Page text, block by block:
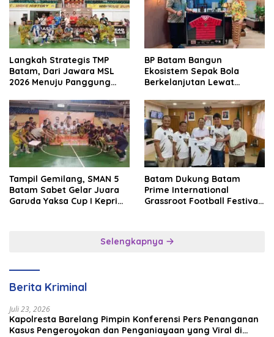
Langkah Strategis TMP
Batam, Dari Jawara MSL
2026 Menuju Panggung
BP Batam Bangun
Ekosistem Sepak Bola
Berkelanjutan Lewat
Tampil Gemilang, SMAN 5
Batam Sabet Gelar Juara
Garuda Yaksa Cup I Kepri
Batam Dukung Batam
Prime International
Grassroot Football Festival
Brunei–Malaysia
Selengkapnya
Berita Kriminal
Juli 23, 2026
Kapolresta Barelang Pimpin Konferensi Pers Penanganan
Kasus Pengeroyokan dan Penganiayaan yang Viral di